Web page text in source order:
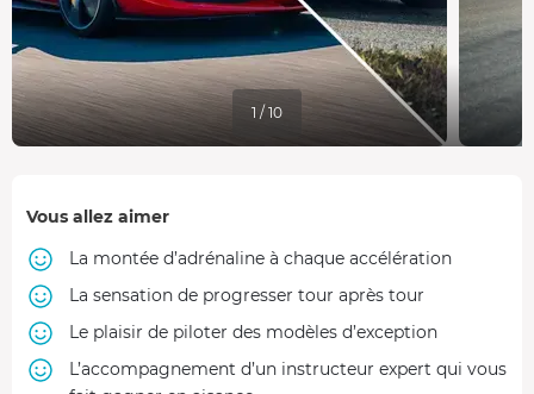
1 / 10
Vous allez aimer
La montée d’adrénaline à chaque accélération
La sensation de progresser tour après tour
Le plaisir de piloter des modèles d’exception
L’accompagnement d’un instructeur expert qui vous